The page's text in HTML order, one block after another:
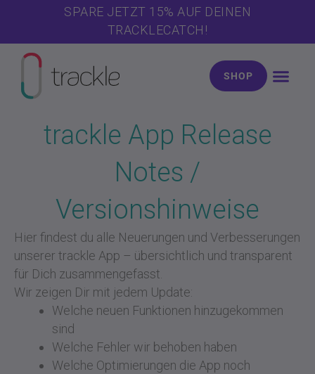
springen
SPARE JETZT 15% AUF DEINEN
TRACKLECATCH!
SHOP
trackle App Release
Notes /
Versionshinweise
Hier findest du alle Neuerungen und Verbesserungen
unserer trackle App – übersichtlich und transparent
für Dich zusammengefasst.
Wir zeigen Dir mit jedem Update:
Welche neuen Funktionen hinzugekommen
sind
Welche Fehler wir behoben haben
Welche Optimierungen die App noch